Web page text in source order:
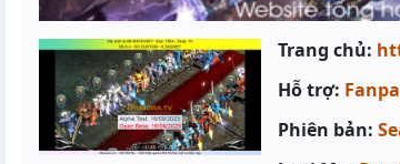
Trang chủ:
Hỗ trợ:
Phiên bản: